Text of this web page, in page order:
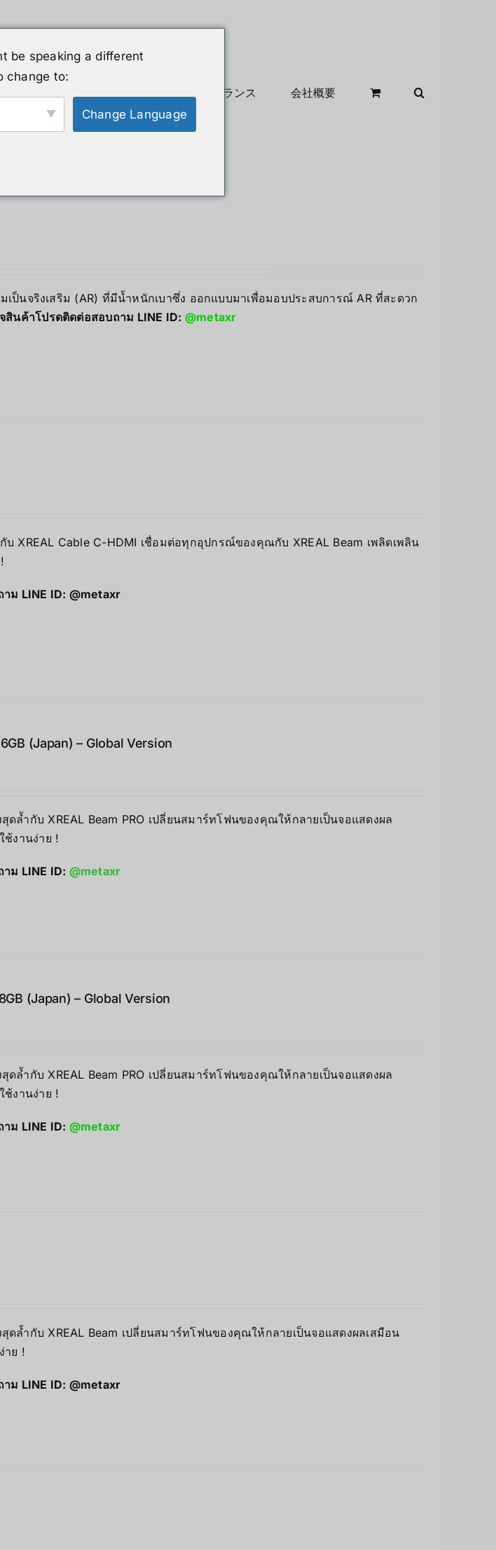
クリアランス 会社概要
เป็นจริงเสริม (AR) ที่มีน้ำหนักเบาซึ่ง ออกแบบมาเพื่อมอบประสบการณ์ AR ที่สะดวก
สินค้าโปรดติดต่อสอบถาม LINE ID: @metaxr
XREAL Cable C-HDMI เชื่อมต่อทุกอุปกรณ์ของคุณกับ XREAL Beam เพลิดเพลิน
ม LINE ID: @metaxr
(Japan) – Global Version
ล้ำกับ XREAL Beam PRO เปลี่ยนสมาร์ทโฟนของคุณให้กลายเป็นจอแสดงผล
งานง่าย !
ม LINE ID: @metaxr
(Japan) – Global Version
ล้ำกับ XREAL Beam PRO เปลี่ยนสมาร์ทโฟนของคุณให้กลายเป็นจอแสดงผล
งานง่าย !
ม LINE ID: @metaxr
ดล้ำกับ XREAL Beam เปลี่ยนสมาร์ทโฟนของคุณให้กลายเป็นจอแสดงผลเสมือน
าย !
ม LINE ID: @metaxr
be speaking a different
change to:
Change Language